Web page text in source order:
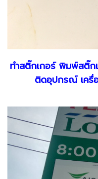
ทำสติ๊กเกอร์ พิมพ์สติ๊ก
ติดอุปกรณ์ เครื่